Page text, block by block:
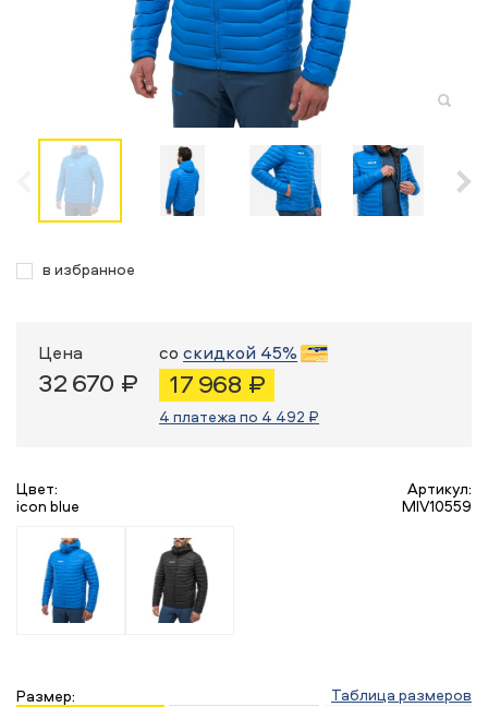
в избранное
Цена
32 670 ₽
со скидкой 45%
17 968 ₽
4 платежа по 4 492 ₽
Цвет:
icon blue
Артикул:
MIV10559
Размер:
Таблица размеров